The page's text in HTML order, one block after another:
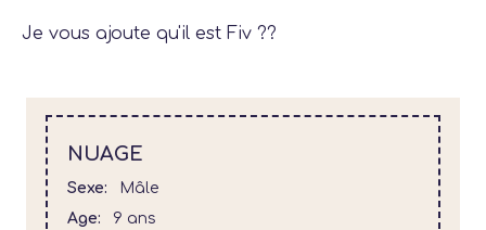
Je vous ajoute qu'il est Fiv ??
NUAGE
Sexe
Mâle
Age
9 ans